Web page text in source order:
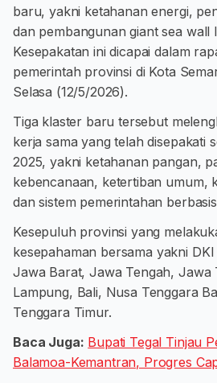
baru, yakni ketahanan energi,
dan pembangunan giant sea wall
Kesepakatan ini dicapai dalam
pemerintah provinsi di Kota
Selasa (12/5/2026).
Tiga klaster baru tersebut
kerja sama yang telah disepakati
2025, yakni ketahanan pangan,
kebencanaan, ketertiban umum,
dan sistem pemerintahan
Kesepuluh provinsi yang
kesepahaman bersama yakni
Jawa Barat, Jawa Tengah, Jawa
Lampung, Bali, Nusa Tenggara
Tenggara Timur.
Baca Juga: Bupati Tegal Tinjau
Balamoa-Kemantran, Progres